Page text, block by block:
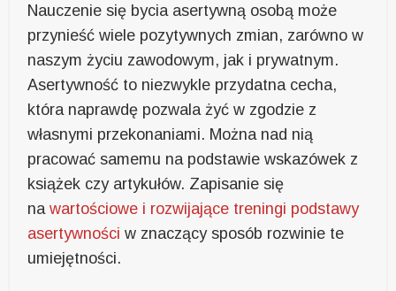
Nauczenie się bycia asertywną osobą może
przynieść wiele pozytywnych zmian, zarówno w
naszym życiu zawodowym, jak i prywatnym.
Asertywność to niezwykle przydatna cecha,
która naprawdę pozwala żyć w zgodzie z
własnymi przekonaniami. Można nad nią
pracować samemu na podstawie wskazówek z
książek czy artykułów. Zapisanie się
nawartościowe i rozwijające treningi podstawy
asertywności w znaczący sposób rozwinie te
umiejętności.